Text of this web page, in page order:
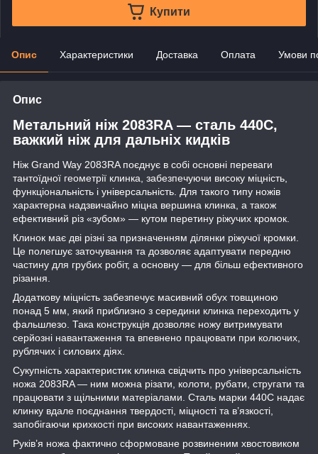
Купити
Опис Характеристики Доставка Оплата Умови
Опис
Метальний ніж 2083RA — сталь 440C,
важкий ніж для дальніх кидків
Ніж Grand Way 2083RA поєднує в собі основні переваги
тантоїдної геометрії клинка, забезпечуючи високу міцність,
функціональність і універсальність. Для такого типу ножів
характерна надзвичайно міцна вершина клинка, а також
ефективний різ «зубом» — кутом перетину ріжучих кромок.
Клинок має дві різні за призначенням ділянки ріжучої кромки.
Це полегшує заточування та дозволяє адаптувати передню
частину для грубих робіт, а основну — для більш ефективного
різання.
Додаткову міцність забезпечує масивний обух товщиною
понад 5 мм, який приблизно з середини клинка переходить у
фальшлезо. Така конструкція дозволяє ножу витримувати
серйозні навантаження та впевнено працювати при колючих,
рублячих і силових діях.
Сукупність характеристик клинка свідчить про універсальність
ножа 2083RA — ним можна різати, колоти, рубати, стругати та
працювати з щільними матеріалами. Сталь марки 440C надає
клинку вдале поєднання твердості, міцності та в’язкості,
запобігаючи крихкості при високих навантаженнях.
Руків’я ножа фактично сформоване розвиненим хвостовиком